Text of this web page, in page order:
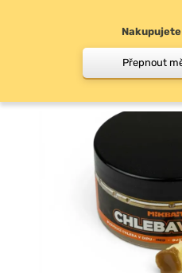
Pop-up boilie
Nakupujete
Přepnout